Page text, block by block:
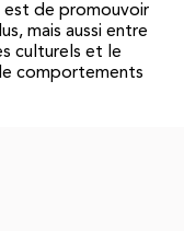
est de promouvoir
mais aussi entre
culturels et le
comportements